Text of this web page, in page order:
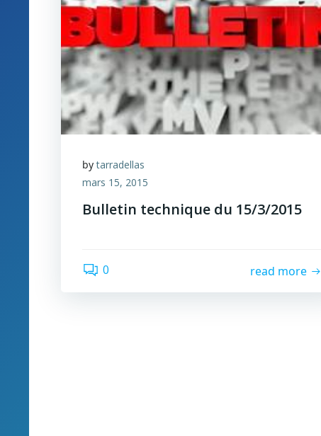
bytarradellas
mars 15, 2015
Bulletin technique du 15/3/2015
0 read more